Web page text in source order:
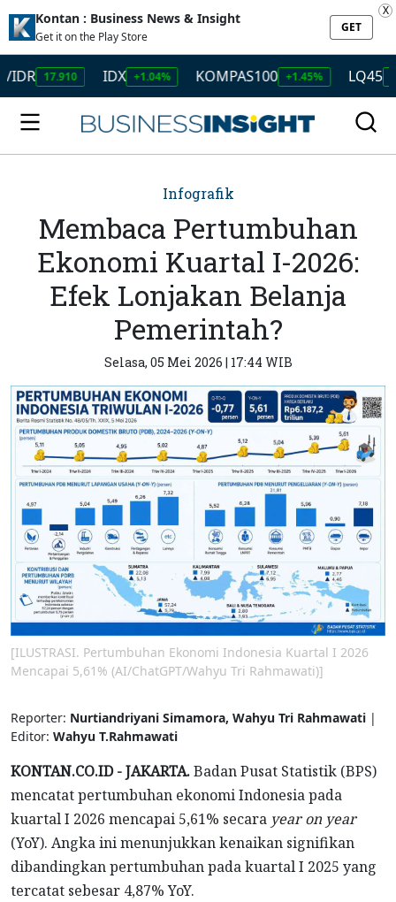
Kontan : Business News & Insight
Get it on the Play Store
GET
X
17.910 IDX +1.04% KOMPAS100 +1.45% LQ45 +1.50%
Infografik
Membaca Pertumbuhan
Ekonomi Kuartal I-2026:
Efek Lonjakan Belanja
Pemerintah?
Selasa, 05 Mei 2026 | 17:44 WIB
[ILUSTRASI. Pertumbuhan Ekonomi Indonesia Kuartal I 2026
Mencapai 5,61% (AI/ChatGPT/Wahyu Tri Rahmawati)]
Reporter: Nurtiandriyani Simamora, Wahyu Tri Rahmawati |
Editor: Wahyu T.Rahmawati
KONTAN.CO.ID - JAKARTA.Badan Pusat Statistik (BPS)
mencatat pertumbuhan ekonomi Indonesia pada
kuartal I 2026 mencapai 5,61% secara year on year
(YoY). Angka ini menunjukkan kenaikan signifikan
dibandingkan pertumbuhan pada kuartal I 2025 yang
tercatat sebesar 4,87% YoY.